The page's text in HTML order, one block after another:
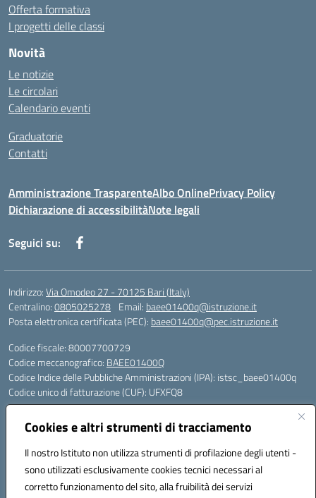
Cookies e altri strumenti di tracciamento
Il nostro Istituto non utilizza strumenti di profilazione degli utenti -
sono utilizzati esclusivamente cookies tecnici necessari al
corretto funzionamento del sito, alla fruibilità dei servizi
Offerta formativa
I progetti delle classi
Novità
Le notizie
Le circolari
Calendario eventi
Graduatorie
Contatti
Amministrazione TrasparenteAlbo OnlinePrivacy Policy
Dichiarazione di accessibilitàNote legali
Seguici su:
Indirizzo:Via Omodeo 27 - 70125 Bari (Italy)
Centralino:0805025278 Email: baee01400q@istruzione.it
Posta elettronica certificata (PEC): baee01400q@pec.istruzione.it
Codice fiscale: 80007700729
Codice meccanografico: BAEE01400Q
Codice Indice delle Pubbliche Amministrazioni (IPA): istsc_baee01400q
Codice unico di fatturazione (CUF): UFXFQ8
BAEE01401R - Plesso Iqbal - scuola primaria - via Omodeo 27 - tel. 080.
5025278
BAEE01404 X - Plesso Gandhi - scuola primaria - via Celso Ulpiani 1 -
tel. 080.5569487
BAAA01402L - Plesso DonTonino Bello - scuola dell'infanzia - via Celso